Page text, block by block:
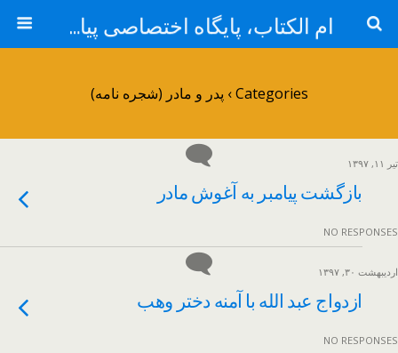
ام الکتاب، پایگاه اختصاصی پیامبر اکرم حضرت محمد مصطفی صلی الله علیه و آله و سلم
Categories › پدر و مادر (شجره نامه)
تیر ۱۱, ۱۳۹۷
بازگشت پیامبر به آغوش مادر
NO RESPONSES
اردیبهشت ۳۰, ۱۳۹۷
ازدواج عبد الله با آمنه دختر وهب
NO RESPONSES